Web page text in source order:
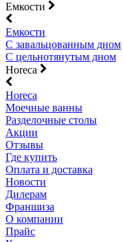
Емкости
Емкости
С завальцованным дном
С цельнотянутым дном
Horeca
Horeca
Моечные ванны
Разделочные столы
Акции
Отзывы
Где купить
Оплата и доставка
Новости
Дилерам
Франшиза
О компании
Прайс